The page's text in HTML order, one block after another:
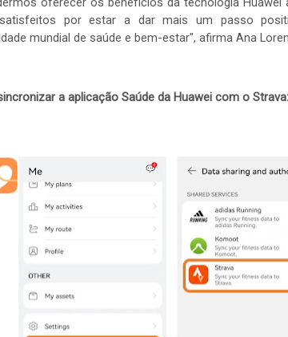
por estar a dar mais um passo
mundial de saúde e bem-estar", afirma Ana
a aplicação Saúde da Huawei com o Strava: